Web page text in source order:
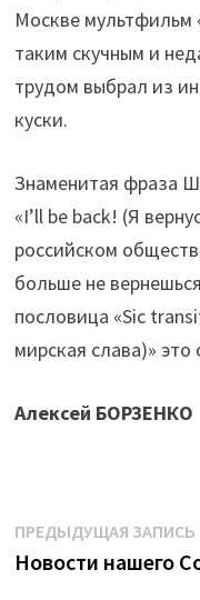
Москве мультфильм
таким скучным и
трудом выбрал из
куски.
Знаменитая фраза
«I’ll be back! (Я
российском
больше не
пословица «Sic
мирская слава)» это
Алексей БОРЗЕНКО
Навигация
по
ПРЕДЫДУЩАЯ ЗАПИСЬ
Новости нашего